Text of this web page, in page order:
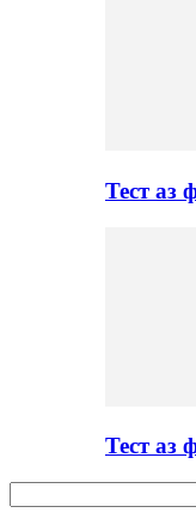
Тест аз
Тест аз